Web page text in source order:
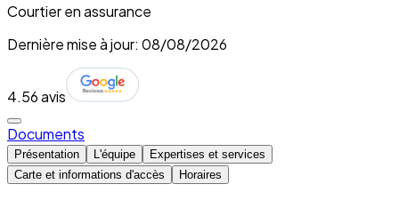
Courtier en assurance
Dernière mise à jour: 08/08/2026
4.56 avis
Documents
Présentation L'équipe
Expertises et services
Carte et informations d'accès
Horaires